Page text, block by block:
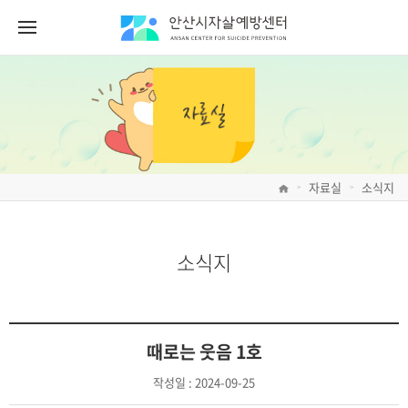
> 자료실 > 소식지
소식지
때로는 웃음 1호
작성일 : 2024-09-25